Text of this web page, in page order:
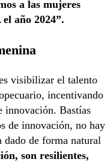
a las mujeres
año 2024”.
visibilizar el talento
incentivando
innovación. Bastías
de innovación, no hay
dado de forma natural
son resilientes,